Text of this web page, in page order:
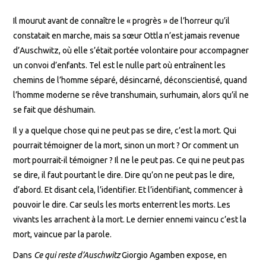
Il mourut avant de connaître le « progrès » de l’horreur qu’il
constatait en marche, mais sa sœur Ottla n’est jamais revenue
d’Auschwitz, où elle s’était portée volontaire pour accompagner
un convoi d’enfants. Tel est le nulle part où entraînent les
chemins de l’homme séparé, désincarné, déconscientisé, quand
l’homme moderne se rêve transhumain, surhumain, alors qu’il ne
se fait que déshumain.
Il y a quelque chose qui ne peut pas se dire, c’est la mort. Qui
pourrait témoigner de la mort, sinon un mort ? Or comment un
mort pourrait-il témoigner ? Il ne le peut pas. Ce qui ne peut pas
se dire, il faut pourtant le dire. Dire qu’on ne peut pas le dire,
d’abord. Et disant cela, l’identifier. Et l’identifiant, commencer à
pouvoir le dire. Car seuls les morts enterrent les morts. Les
vivants les arrachent à la mort. Le dernier ennemi vaincu c’est la
mort, vaincue par la parole.
Dans Ce qui reste d’AuschwitzGiorgio Agamben expose, en